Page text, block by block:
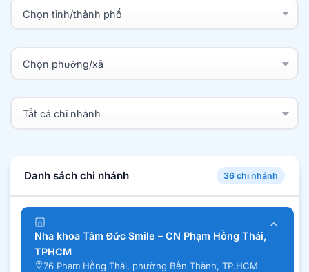
Danh sách chi nhánh 36 chi nhánh
Nha khoa Tâm Đức Smile – CN Phạm Hồng Thái,
TPHCM
76 Phạm Hồng Thái, phường Bến Thành, TP.HCM